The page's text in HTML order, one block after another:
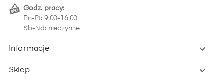
Godz. pracy:
Pn-Pt: 9:00-16:00
Sb-Nd: nieczynne
Informacje 
Sklep 